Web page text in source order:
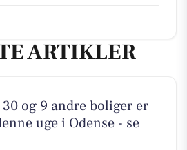
ARTIKLER
og 9 andre boliger er
uge i Odense - se